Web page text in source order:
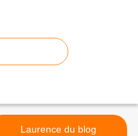
Laurence du blog